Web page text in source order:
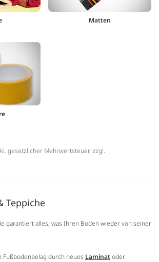
Matten
gesetzlicher Mehrwertsteuer, zzgl.
Teppiche
garantiert alles, was Ihren Boden wieder von seiner
Fußbodenbelag durch neues Laminatoder